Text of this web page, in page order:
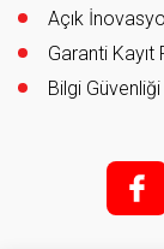
Açık
Garanti Kayıt
Bilgi
f;